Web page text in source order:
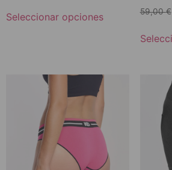
Seleccionar opciones 59,00€